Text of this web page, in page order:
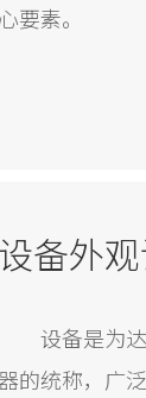
心要素。
设备外
设备是为
器的统称，广